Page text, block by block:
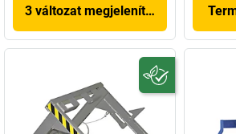
3 változat megjelenítése